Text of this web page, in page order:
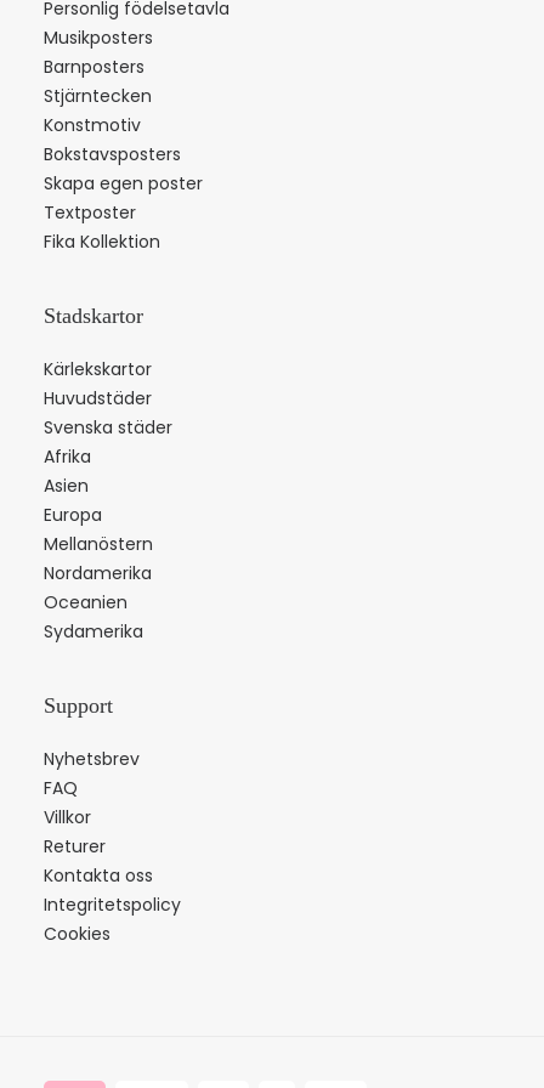
Personlig födelsetavla
Musikposters
Barnposters
Stjärntecken
Konstmotiv
Bokstavsposters
Skapa egen poster
Textposter
Fika Kollektion
Stadskartor
Kärlekskartor
Huvudstäder
Svenska städer
Afrika
Asien
Europa
Mellanöstern
Nordamerika
Oceanien
Sydamerika
Support
Nyhetsbrev
FAQ
Villkor
Returer
Kontakta oss
Integritetspolicy
Cookies